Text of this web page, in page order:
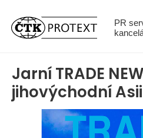
PR
Jarní TRADE
jihovýchodní Asii